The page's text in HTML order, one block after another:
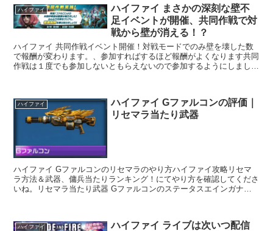
ハイファイ
ハイファイ まさかの深刻な壁不
足イベントが開催、共同作戦で対
戦から壁が消える！？
ハイファイ 共同作戦イベント開催！対戦モードでのみ壁を壊した数
で報酬が変わります。、参加すればするほど報酬がよくなります共同
作戦は１度でも参加しないともらえないので参加するようにしましょ
ハイファイ
ハイファイ Gファルコンの評価｜
リセマラ当たり武器
ハイファイ Gファルコンのリセマラのやり方ハイファイ攻略リセマ
ラ方法＆武器、傭兵当たりランキング！にてやり方を確認してくださ
いね。リセマラ当たり武器 Gファルコンのステータスエインガナ社
ハイファイ
ハイファイ ライブは次いつ配信